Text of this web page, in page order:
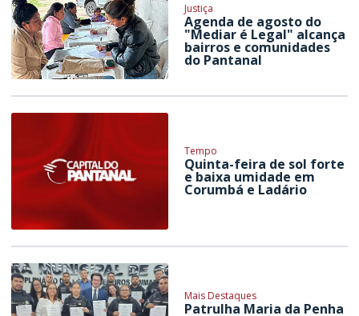
Justiça
Agenda de agosto do
"Mediar é Legal" alcança
bairros e comunidades
do Pantanal
Tempo
Quinta-feira de sol forte
e baixa umidade em
Corumbá e Ladário
Mais Destaques
Patrulha Maria da Penha